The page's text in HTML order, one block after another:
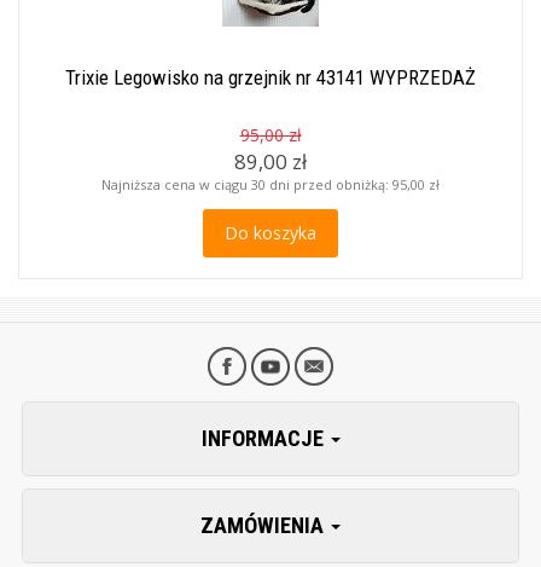
Trixie Legowisko na grzejnik nr 43141 WYPRZEDAŻ
95,00 zł
89,00 zł
Najniższa cena w ciągu 30 dni przed obniżką: 95,00 zł
Do koszyka
INFORMACJE
ZAMÓWIENIA